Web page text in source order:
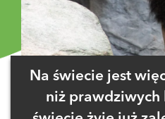
Na świecie jest
niż prawdziwych